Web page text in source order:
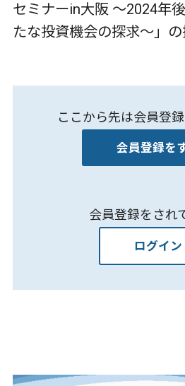
セミナーin大阪 ～2024年
たな投資機会の探求～」の
ここから先は会員登録
会員登録を
会員登録をされ
ログイン